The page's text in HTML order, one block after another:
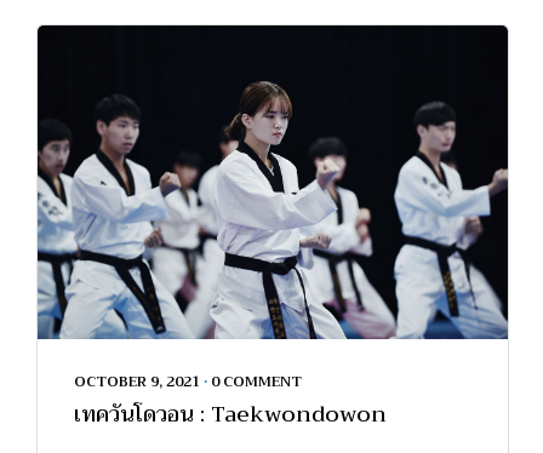
OCTOBER 9, 2021 • 0 COMMENT
เทควันโดวอน : Taekwondowon